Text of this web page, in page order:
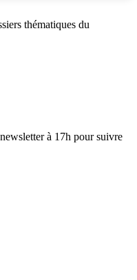
thématiques du
à 17h pour suivre